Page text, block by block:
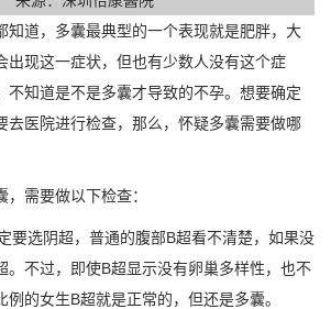
道，多囊最典型的一个表现就是肥胖，大
出现这一症状，但也有少数人没有这个症
不知道是不是多囊才导致的不孕。想要确定
去医院进行检查，那么，怀疑多囊需要做哪
需要做以下检查：
选阴超，普通的腹部B超看不清楚，如果没
。不过，即使B超显示没有卵巢多样性，也不
例的女生B超就是正常的，但还是多囊。